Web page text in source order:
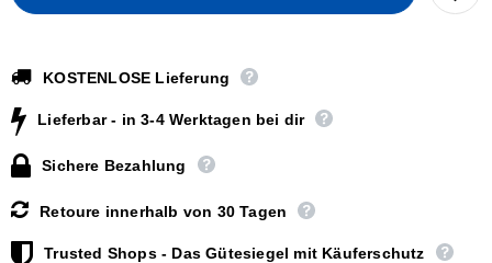
KOSTENLOSE Lieferung
Lieferbar - in 3-4 Werktagen bei dir
Sichere Bezahlung
Retoure innerhalb von 30 Tagen
Trusted Shops - Das Gütesiegel mit Käuferschutz